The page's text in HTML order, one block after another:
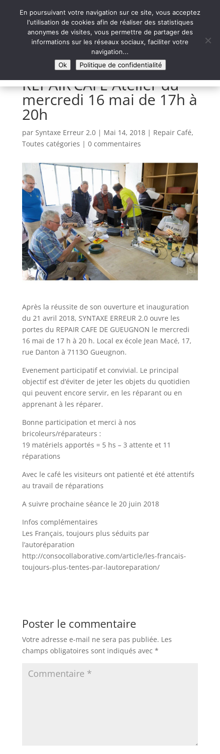
Syntaxe Erreur 2.0
LE NUMÉRIQUE SOLIDAIRE
REPAIR’CAFE Atelier du
mercredi 16 mai de 17h à
20h
par Syntaxe Erreur 2.0| Mai 14, 2018| Repair Café,
Toutes catégories | 0 commentaires
Après la réussite de son ouverture et inauguration
du 21 avril 2018, SYNTAXE ERREUR 2.0 ouvre les
portes du REPAIR CAFE DE GUEUGNON le mercredi
16 mai de 17 h à 20 h. Local ex école Jean Macé, 17,
rue Danton à 7113O Gueugnon.
Evenement participatif et convivial. Le principal
objectif est d’éviter de jeter les objets du quotidien
qui peuvent encore servir, en les réparant ou en
apprenant à les réparer.
Bonne participation et merci à nos
bricoleurs/réparateurs :
19 matériels apportés = 5 hs – 3 attente et 11
réparations
Avec le café les visiteurs ont patienté et été attentifs
au travail de réparations
A suivre prochaine séance le 20 juin 2018
Infos complémentaires
Les Français, toujours plus séduits par
l’autoréparation
http://consocollaborative.com/article/les-francais-
toujours-plus-tentes-par-lautoreparation/
Poster le commentaire
Votre adresse e-mail ne sera pas publiée. Les
champs obligatoires sont indiqués avec *
En poursuivant votre navigation sur ce site, vous acceptez
l'utilisation de cookies afin de réaliser des statistiques
anonymes de visites, vous permettre de partager des
informations sur les réseaux sociaux, faciliter votre
navigation...
Ok
Politique de confidentialité